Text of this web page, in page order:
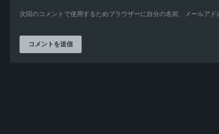
次回のコメントで使用するためブラウザーに自分の名前、メールア